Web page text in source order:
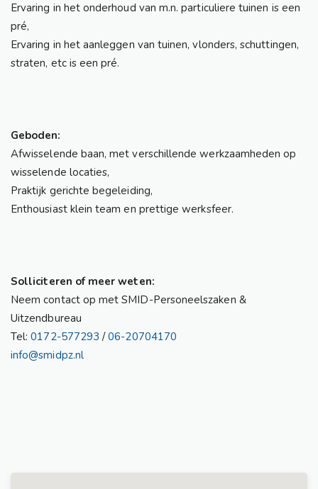
Ervaring in het onderhoud van m.n. particuliere tuinen is een
pré,
Ervaring in het aanleggen van tuinen, vlonders, schuttingen,
straten, etc is een pré.
Geboden:
Afwisselende baan, met verschillende werkzaamheden op
wisselende locaties,
Praktijk gerichte begeleiding,
Enthousiast klein team en prettige werksfeer.
Solliciteren of meer weten:
Neem contact op met SMID-Personeelszaken &
Uitzendbureau
Tel:0172-577293 /06-20704170
info@smidpz.nl